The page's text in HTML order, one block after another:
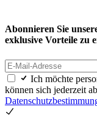
Abonnieren Sie
exklusive Vorteile zu
Ich möchte
können sich jederzeit